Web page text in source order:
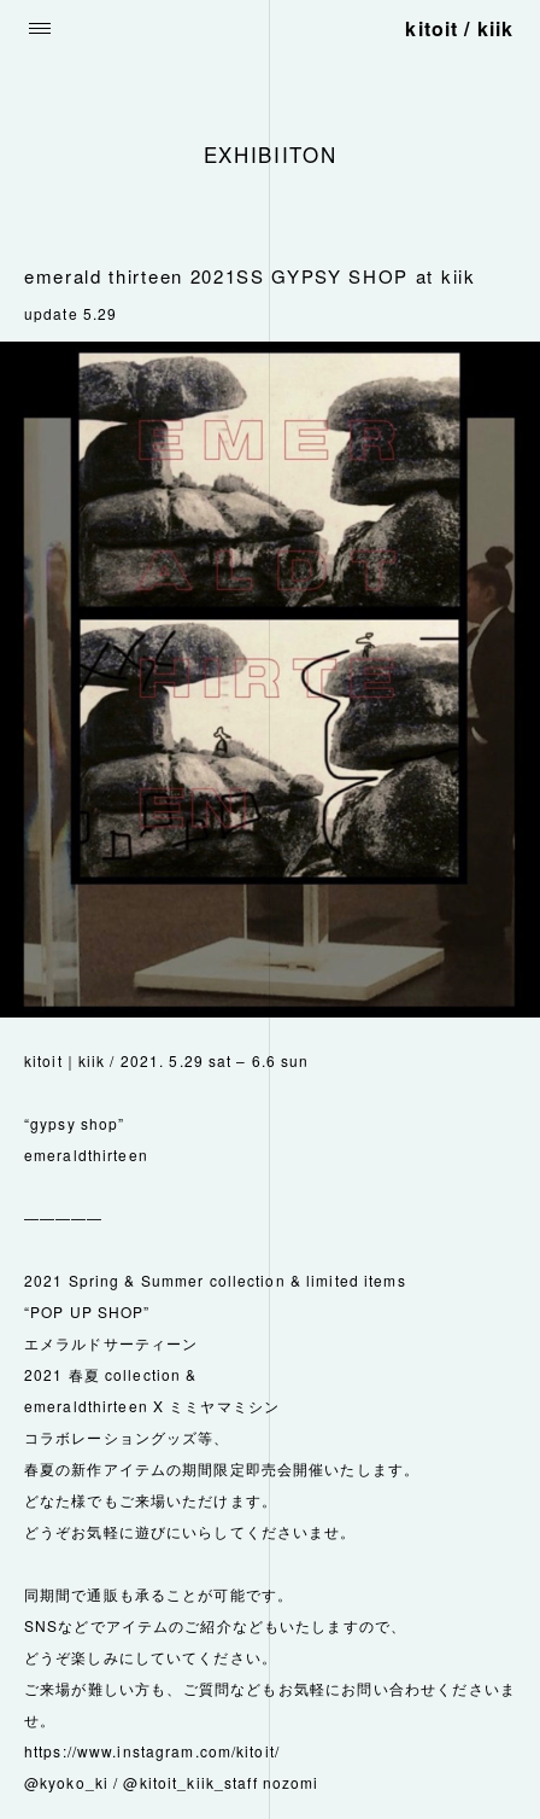
kitoit / kiik
EXHIBIITON
emerald thirteen 2021SS GYPSY SHOP at kiik
update 5.29
kitoit｜kiik / 2021. 5.29 sat – 6.6 sun
“gypsy shop”
emeraldthirteen
—————
2021 Spring & Summer collection & limited items
“POP UP SHOP”
エメラルドサーティーン
2021 春夏 collection &
emeraldthirteen X ミミヤマミシン
コラボレーショングッズ等、
春夏の新作アイテムの期間限定即売会開催いたします。
どなた様でもご来場いただけます。
どうぞお気軽に遊びにいらしてくださいませ。
同期間で通販も承ることが可能です。
SNSなどでアイテムのご紹介などもいたしますので、
どうぞ楽しみにしていてください。
ご来場が難しい方も、ご質問などもお気軽にお問い合わせくださいま
せ。
https://www.instagram.com/kitoit/
@kyoko_ki /@kitoit_kiik_staff nozomi